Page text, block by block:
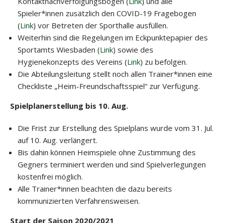
Spieler*innen zusätzlich den COVID-19 Fragebogen
(Link) vor Betreten der Sporthalle ausfüllen.
Weiterhin sind die Regelungen im Eckpunktepapier des
Sportamts Wiesbaden (Link) sowie des
Hygienekonzepts des Vereins (Link) zu befolgen.
Die Abteilungsleitung stellt noch allen Trainer*innen eine
Checkliste „Heim-Freundschaftsspiel“ zur Verfügung.
Spielplanerstellung bis 10. Aug.
Die Frist zur Erstellung des Spielplans wurde vom 31. Jul.
auf 10. Aug. verlängert.
Bis dahin können Heimspiele ohne Zustimmung des
Gegners terminiert werden und sind Spielverlegungen
kostenfrei möglich.
Alle Trainer*innen beachten die dazu bereits
kommunizierten Verfahrensweisen.
Start der Saison 2020/2021